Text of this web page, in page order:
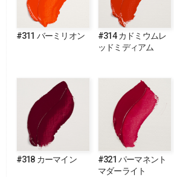
#311 バーミリオン
#314 カドミウムレ
ッドミディアム
#318 カーマイン
#321 パーマネント
マダーライト